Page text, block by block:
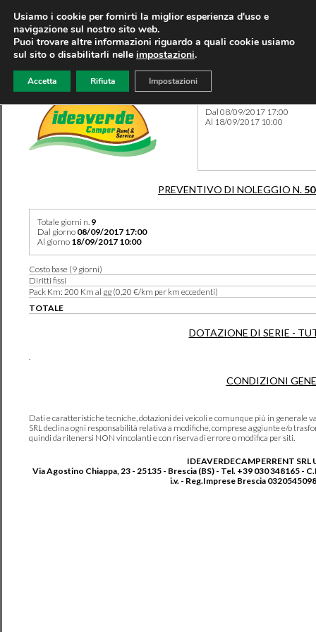
Dal 08/09/2017 17:00
Al 18/09/2017 10:00
PREVENTIVO DI NOLEGGIO N.
Totale giorni n. 9
Dal giorno 08/09/2017 17:00
Al giorno 18/09/2017 10:00
Costo base (9 giorni)
Diritti fissi
Pack Km: 200 Km al gg (0,20 €/km per km eccedenti)
TOTALE
DOTAZIONE DI SERIE -
.
CONDIZIONI
Dati e caratteristiche tecniche, dotazioni dei veicoli e comunque più in generale
SRL declina ogni responsabilità relativa a modifiche, comprese aggiunte e/o
quindi da ritenersi NON vincolanti e con riserva di errore o modifica per siti.
IDEAVERDECAMPERRENT SRL
Via Agostino Chiappa, 23 - 25135 - Brescia (BS) - Tel. +39 030 348165 -
i.v. - Reg.Imprese Brescia
Usiamo i cookie per fornirti la miglior esperienza d'uso e
navigazione sul nostro sito web.
Puoi trovare altre informazioni riguardo a quali cookie usiamo
sul sito o disabilitarli nelle impostazioni.
Accetta Rifiuta Impostazioni